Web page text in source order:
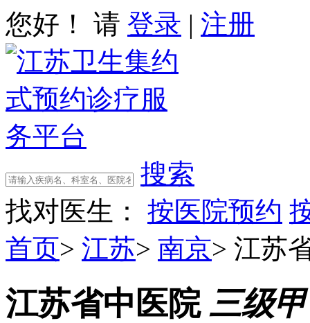
您好！ 请 登录 | 注册
搜索
找对医生：
按医院预约
首页> 江苏> 南京> 江苏
江苏省中医院 三级